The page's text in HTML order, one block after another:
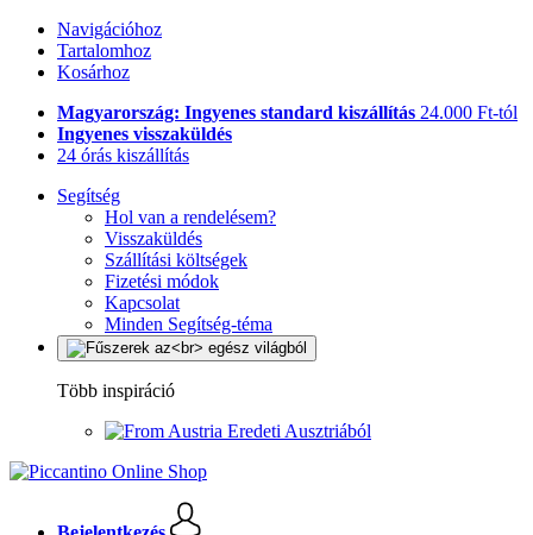
Navigációhoz
Tartalomhoz
Kosárhoz
Magyarország: Ingyenes standard kiszállítás 24.000 Ft-tól
Ingyenes visszaküldés
24 órás kiszállítás
Segítség
Hol van a rendelésem?
Visszaküldés
Szállítási költségek
Fizetési módok
Kapcsolat
Minden Segítség-téma
Több inspiráció
Eredeti Ausztriából